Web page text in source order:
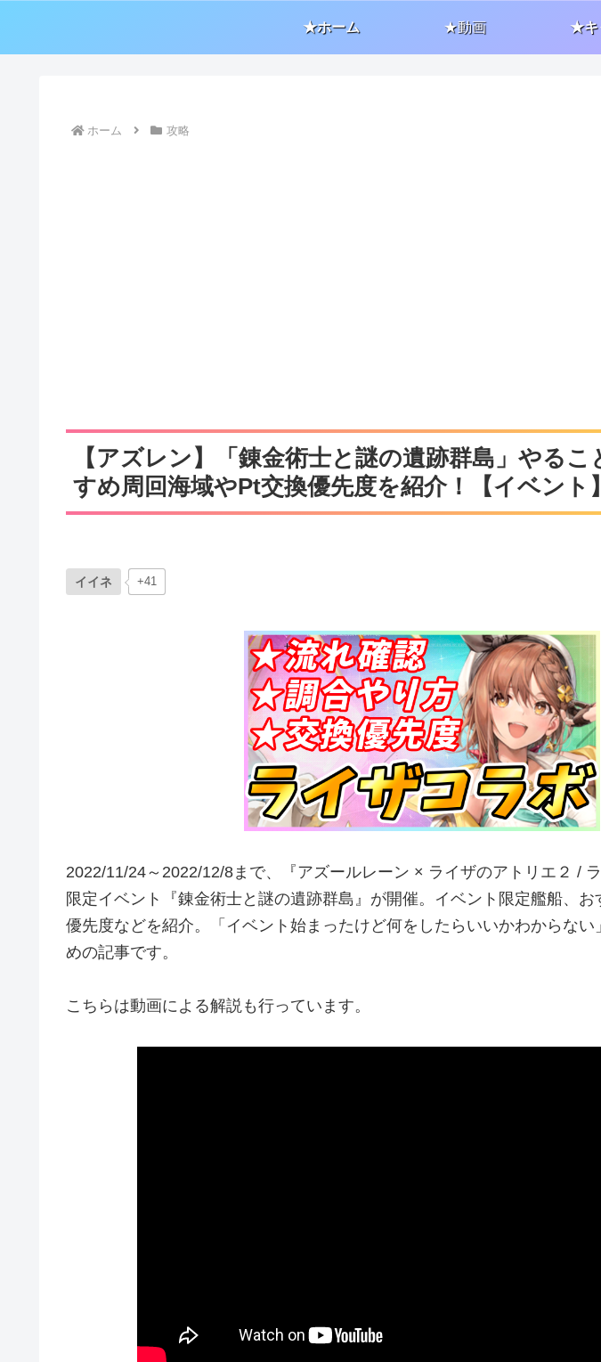
★ホーム ★動画 ★キ
ホーム 攻略
【アズレン】「錬金術士と謎の遺跡群島」やる
すめ周回海域やPt交換優先度を紹介！【イベント】
イイネ +41
2022/11/24～2022/12/8まで、『アズールレーン × ライザのアトリエ２ /
限定イベント『錬金術士と謎の遺跡群島』が開催。イベント限定艦船、
優先度などを紹介。「イベント始まったけど何をしたらいいかわからな
めの記事です。
こちらは動画による解説も行っています。